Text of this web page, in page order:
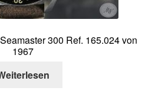
300 Ref. 165.024 von
1967